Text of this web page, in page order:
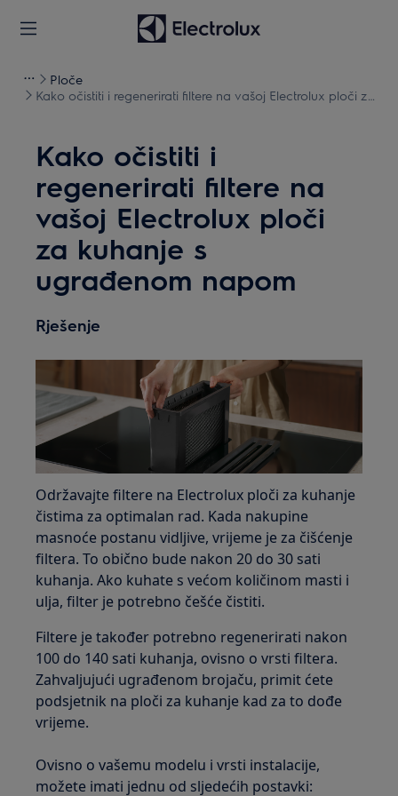
Ploče
Kako očistiti i regenerirati filtere na vašoj Electrolux ploči za
Kako očistiti i
regenerirati filtere na
vašoj Electrolux ploči
za kuhanje s
ugrađenom napom
Rješenje
Održavajte filtere na Electrolux ploči za kuhanje
čistima za optimalan rad. Kada nakupine
masnoće postanu vidljive, vrijeme je za čišćenje
filtera. To obično bude nakon 20 do 30 sati
kuhanja. Ako kuhate s većom količinom masti i
ulja, filter je potrebno češće čistiti.
Filtere je također potrebno regenerirati nakon
100 do 140 sati kuhanja, ovisno o vrsti filtera.
Zahvaljujući ugrađenom brojaču, primit ćete
podsjetnik na ploči za kuhanje kad za to dođe
vrijeme.
Ovisno o vašemu modelu i vrsti instalacije,
možete imati jednu od sljedećih postavki: